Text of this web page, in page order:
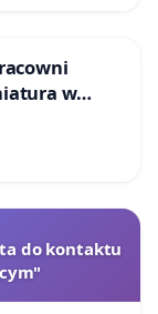
w
do kontaktu